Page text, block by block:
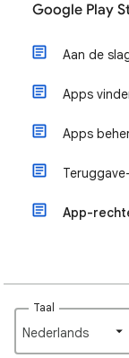
Google Play
Aan de
Apps
Apps
App-
Taal
Nederlands‎